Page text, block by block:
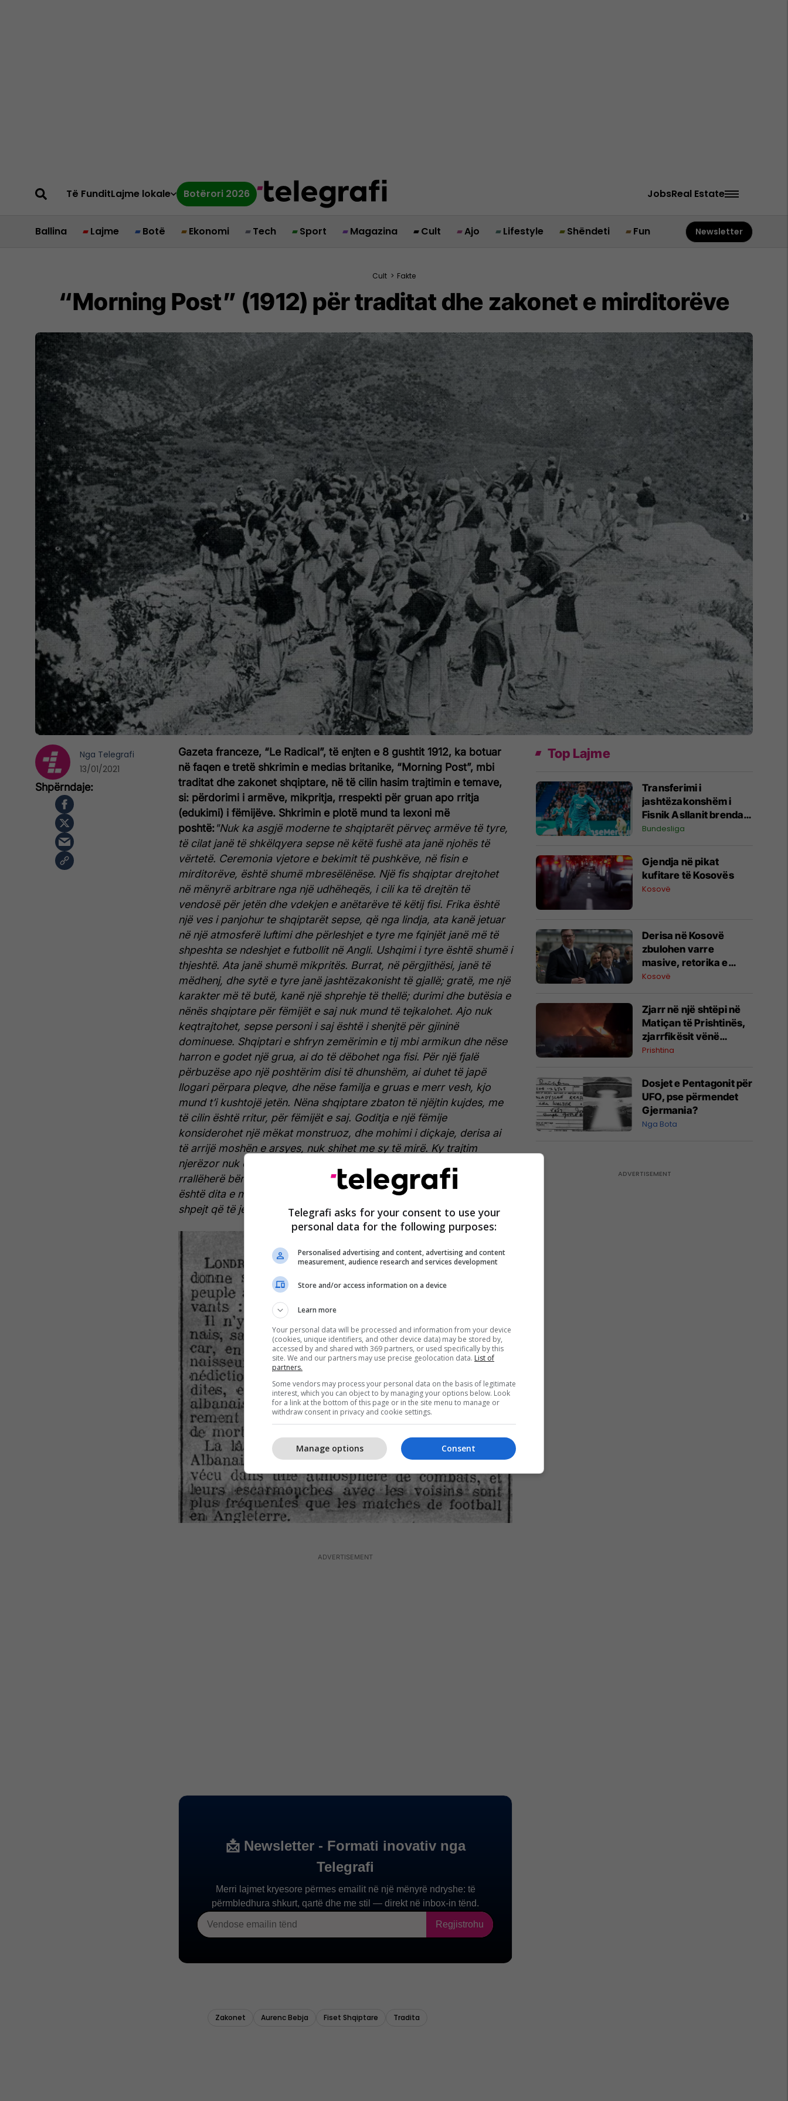
Të FunditLajme lokale Botërori 2026 JobsReal Estate
Ballina Lajme Botë Ekonomi Tech Sport Magazina Cult Ajo Lifestyle Shëndeti Fun Newsletter
Cult > Fakte
“Morning Post” (1912) për traditat dhe zakonet e mirditorëve
Gazeta franceze, “Le Radical”, të enjten e 8 gushtit 1912, ka botuar
në faqen e tretë shkrimin e medias britanike, “Morning Post”, mbi
traditat dhe zakonet shqiptare, në të cilin hasim trajtimin e temave,
si: përdorimi i armëve, mikpritja, rrespekti për gruan apo rritja
(edukimi) i fëmijëve. Shkrimin e plotë mund ta lexoni më
poshtë:"Nuk ka asgjë moderne te shqiptarët përveç armëve të tyre,
të cilat janë të shkëlqyera sepse në këtë fushë ata janë njohës të
vërtetë. Ceremonia vjetore e bekimit të pushkëve, në fisin e
mirditorëve, është shumë mbresëlënëse. Një fis shqiptar drejtohet
në mënyrë arbitrare nga një udhëheqës, i cili ka të drejtën të
vendosë për jetën dhe vdekjen e anëtarëve të këtij fisi. Frika është
një ves i panjohur te shqiptarët sepse, që nga lindja, ata kanë jetuar
në një atmosferë luftimi dhe përleshjet e tyre me fqinjët janë më të
shpeshta se ndeshjet e futbollit në Angli. Ushqimi i tyre është shumë i
thjeshtë. Ata janë shumë mikpritës. Burrat, në përgjithësi, janë të
mëdhenj, dhe sytë e tyre janë jashtëzakonisht të gjallë; gratë, me një
karakter më të butë, kanë një shprehje të thellë; durimi dhe butësia e
nënës shqiptare për fëmijët e saj nuk mund të tejkalohet. Ajo nuk
keqtrajtohet, sepse personi i saj është i shenjtë për gjininë
dominuese. Shqiptari e shfryn zemërimin e tij mbi armikun dhe nëse
harron e godet një grua, ai do të dëbohet nga fisi. Për një fjalë
përbuzëse apo një poshtërim disi të dhunshëm, ai duhet të japë
llogari përpara pleqve, dhe nëse familja e gruas e merr vesh, kjo
mund t’i kushtojë jetën. Nëna shqiptare zbaton të njëjtin kujdes, me
të cilin është rritur, për fëmijët e saj. Goditja e një fëmije
konsiderohet një mëkat monstruoz, dhe mohimi i diçkaje, derisa ai
të arrijë moshën e arsyes, nuk shihet me sy të mirë. Ky trajtim
njerëzor nuk duket se e llaston (përkëdhel) të riun shqiptar. Ai
rrallëherë bërtet, dhe kërkesat e tij janë të thjeshta. Beteja e tij e parë
është dita e madhe që ai pret dhe për të cilën përgatitet sa më
shpejt që të jetë i aftë të mbajë një pushkë"./Darsiani/
Nga Telegrafi
13/01/2021
Top Lajme
Transferimi i
jashtëzakonshëm i
Fisnik Asllanit brenda
Bundesligës po bëhet
detajet e fundit
Bundesliga
Gjendja në pikat
kufitare të Kosovës
Kosovë
Derisa në Kosovë
zbulohen varre
masive, retorika e
zyrtarëve serbë
viteve ’90
Kosovë
Zjarr në një shtëpi në
Matiçan të Prishtinës,
zjarrfikësit vënë
situatën nën kontroll
Prishtina
Dosjet e Pentagonit për
UFO, pse përmendet
Gjermania?
Nga Bota
Telegrafi asks for your consent to use your
personal data for the following purposes:
Personalised advertising and content, advertising and content
measurement, audience research and services development
Store and/or access information on a device
Learn more
Your personal data will be processed and information from your device
(cookies, unique identifiers, and other device data) may be stored by,
accessed by and shared with 369 partners, or used specifically by this
site. We and our partners may use precise geolocation data. List of
partners.
Some vendors may process your personal data on the basis of legitimate
interest, which you can object to by managing your options below. Look
for a link at the bottom of this page or in the site menu to manage or
withdraw consent in privacy and cookie settings.
Consent
Manage options